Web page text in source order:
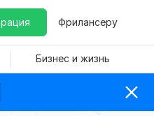
Фрилансеру
Бизнес и жизнь